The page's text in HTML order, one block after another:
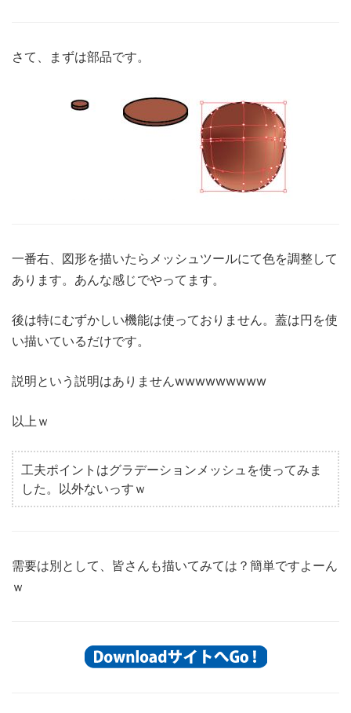
さて、まずは部品です。
一番右、図形を描いたらメッシュツールにて色を調整して
あります。あんな感じでやってます。
後は特にむずかしい機能は使っておりません。蓋は円を使
い描いているだけです。
説明という説明はありませんwwwwwwwww
以上ｗ
工夫ポイントはグラデーションメッシュを使ってみま
した。以外ないっすｗ
需要は別として、皆さんも描いてみては？簡単ですよーん
ｗ